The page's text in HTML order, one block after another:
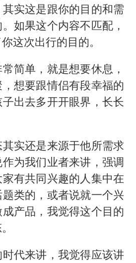
实这是跟你的目的和需
如果这个内容不匹配，
这次出行的目的。
简单，就是想要休息，
想要跟情侣有段幸福的
出去多开开眼界，长长
实还是来源于他所需求
为我们业者来讲，强调
有共同兴趣的人集中在
类的，或者说就一个兴
产品，我觉得这个目的
代来讲，我觉得应该讲